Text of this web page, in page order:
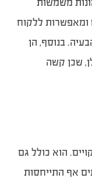
ומאפשרות ללקוח
בנוסף, הן
שכן קשה
הוא כולל גם
אף התייחסות